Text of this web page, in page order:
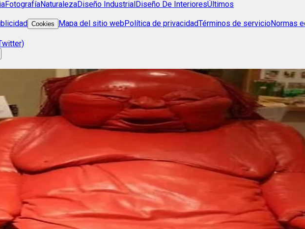
FotografíaNaturalezaDiseño IndustrialDiseño De InterioresÚltimos
Cookies Mapa del sitio webPolítica de privacidadTérminos de servicioNormas